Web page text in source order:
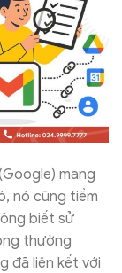
mang
nó cũng tiềm
biết sử
thường
đã liên kết với